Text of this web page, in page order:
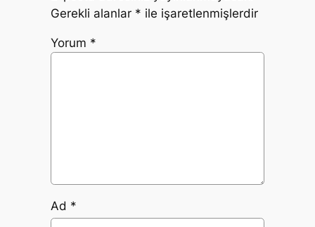
Gerekli alanlar * ile işaretlenmişlerdir
Yorum *
Ad *